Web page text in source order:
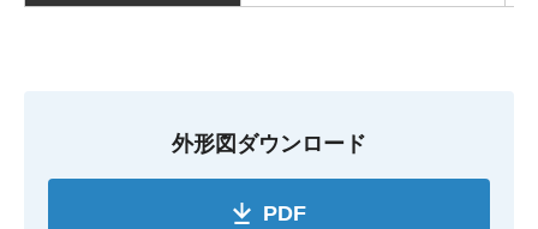
外形図ダウンロード
PDF